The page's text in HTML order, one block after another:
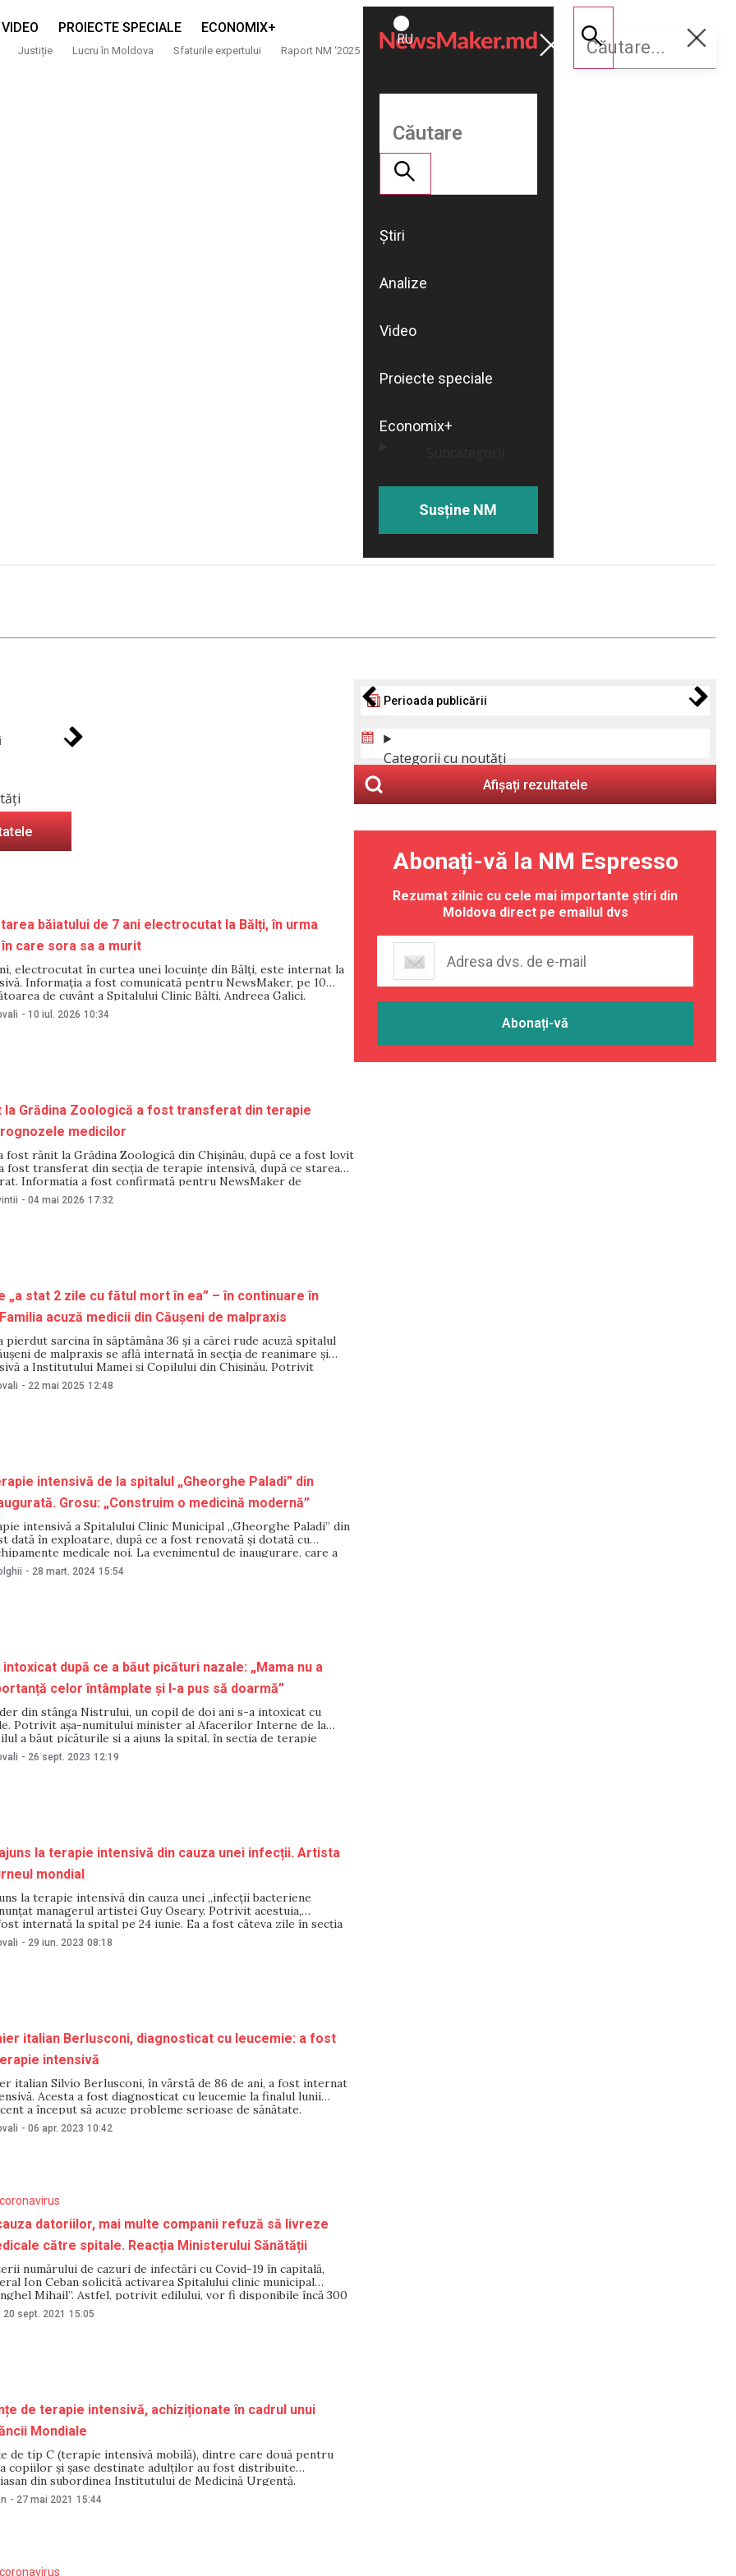
VIDEO PROIECTE SPECIALE ECONOMIX+
Justiție Lucru în Moldova Sfaturile expertului Raport NM ‘2025
ROMÂNĂ
RU
Susține
NM
Știri
Analize
Video
Proiecte speciale
Economix+
Susține NM
băiatului de 7 ani electrocutat la Bălți, în urma
care sora sa a murit
electrocutat în curtea unei locuințe din Bălți, este internat la
Informația a fost comunicată pentru NewsMaker, pe 10
de cuvânt a Spitalului Clinic Bălți, Andreea Galici.
spitalului a declarat că minorul este internat la terapie
gravă, dar
- 10 iul. 2026 10:34
la Grădina Zoologică a fost transferat din terapie
medicilor
fost rănit la Grădina Zoologică din Chișinău, după ce a fost lovit
fost transferat din secția de terapie intensivă, după ce starea
Informația a fost confirmată pentru NewsMaker de
cuvânt a Spitalului Clinic Municipal de Copii „Valentin
- 04 mai 2026 17:32
„a stat 2 zile cu fătul mort în ea” – în continuare în
acuză medicii din Căușeni de malpraxis
pierdut sarcina în săptămâna 36 și a cărei rude acuză spitalul
de malpraxis se află internată în secția de reanimare și
a Institutului Mamei și Copilului din Chișinău. Potrivit
instituției medicale, pacienta este sub monitorizare
administrează un
- 22 mai 2025 12:48
intensivă de la spitalul „Gheorghe Paladi” din
Grosu: „Construim o medicină modernă”
intensivă a Spitalului Clinic Municipal „Gheorghe Paladi” din
dată în exploatare, după ce a fost renovată și dotată cu
medicale noi. La evenimentul de inaugurare, care a
martie, au participat inclusiv președintele Parlamentului Igor
- 28 mart. 2024 15:54
intoxicat după ce a băut picături nazale: „Mama nu a
celor întâmplate și l-a pus să doarmă”
din stânga Nistrului, un copil de doi ani s-a intoxicat cu
Potrivit așa-numitului minister al Afacerilor Interne de la
a băut picăturile și a ajuns la spital, în secția de terapie
diagnosticat cu „intoxicație casnică acută și infecție
acută”.
- 26 sept. 2023 12:19
la terapie intensivă din cauza unei infecții. Artista
mondial
la terapie intensivă din cauza unei „infecții bacteriene
managerul artistei Guy Oseary. Potrivit acestuia,
internată la spital pe 24 iunie. Ea a fost câteva zile în secția
„Acum starea ei se îmbunătățește, dar rămâne sub
medicală”, a
- 29 iun. 2023 08:18
italian Berlusconi, diagnosticat cu leucemie: a fost
intensivă
italian Silvio Berlusconi, în vârstă de 86 de ani, a fost internat
Acesta a fost diagnosticat cu leucemie la finalul lunii
a început să acuze probleme serioase de sănătate.
fost spitalizat în dimineaţa zilei de 5 aprilie, iar starea lui
- 06 apr. 2023 10:42
datoriilor, mai multe companii refuză să livreze
către spitale. Reacția Ministerului Sănătății
numărului de cazuri de infectări cu Covid-19 în capitală,
Ion Ceban solicită activarea Spitalului clinic municipal
Mihail”. Astfel, potrivit edilului, vor fi disponibile încă 300
16 la terapie intensivă. În același timp, edilul a declarat că s-
la
20 sept. 2021 15:05
de terapie intensivă, achiziționate în cadrul unui
Mondiale
de tip C (terapie intensivă mobilă), dintre care două pentru
copiilor și șase destinate adulților au fost distribuite
din subordinea Institutului de Medicină Urgentă.
au fost achiziționate în cadrul proiectului Băncii Mondiale
urgență la COVID-19 în Republica Moldova”. Ambulanţele sunt
- 27 mai 2021 15:44
Perioada publicării
Categorii cu noutăți
Afișați rezultatele
Abonați-vă la NM Espresso
Rezumat zilnic cu cele mai importante știri din
Moldova direct pe emailul dvs